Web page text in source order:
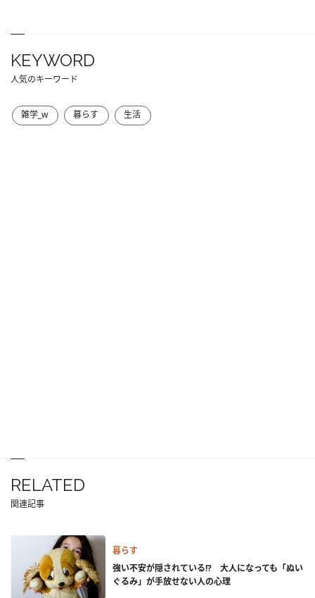
KEYWORD
人気のキーワード
雑学_w 暮らす 生活
RELATED
関連記事
暮らす
強い不安が隠されている!? 大人になっても「ぬい
ぐるみ」が手放せない人の心理